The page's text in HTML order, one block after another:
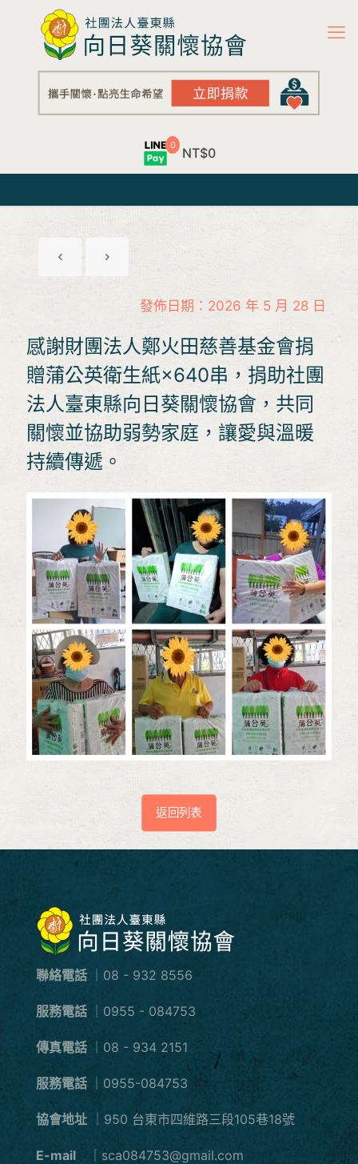
0 NT$0
發佈日期：2026 年 5 月 28 日
感謝財團法人鄭火田慈善基金會捐
贈蒲公英衛生紙×640串，捐助社團
法人臺東縣向日葵關懷協會，共同
關懷並協助弱勢家庭，讓愛與溫暖
持續傳遞。
返回列表
聯絡電話 ｜08 - 932 8556
服務電話 ｜0955 - 084753
傳真電話 ｜08 - 934 2151
服務電話 ｜0955-084753
協會地址 ｜950 台東市四維路三段105巷18號
E-mail ｜sca084753@gmail.com